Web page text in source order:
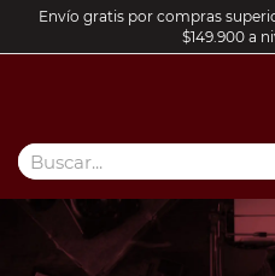
Envío gratis por compras
$149.900 a